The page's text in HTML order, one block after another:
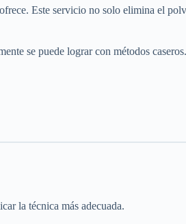
Este servicio no solo elimina el
se puede lograr con métodos
la técnica más adecuada.